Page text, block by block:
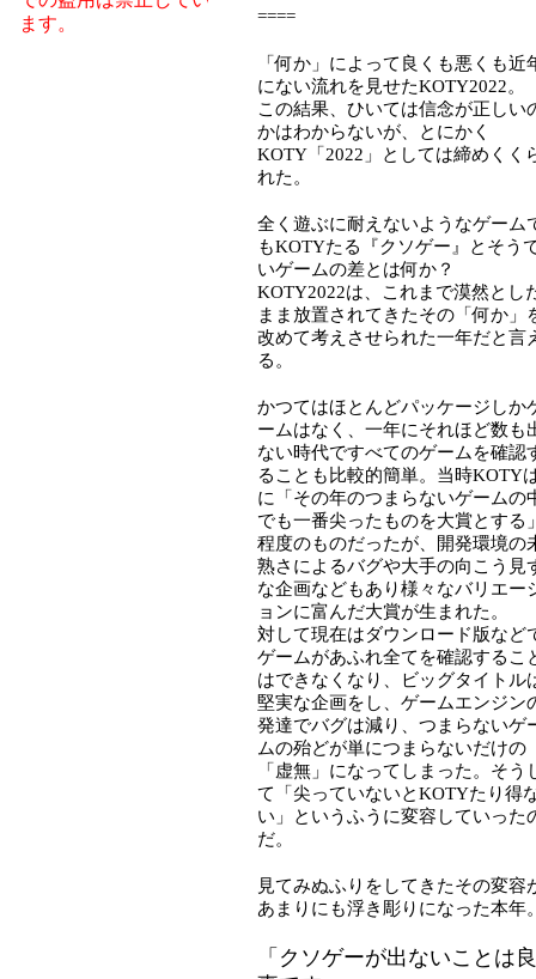
ます。
====
「何か」によって良くも悪くも近
にない流れを見せたKOTY2022。
この結果、ひいては信念が正しい
かはわからないが、とにかく
KOTY「2022」としては締めくく
れた。
全く遊ぶに耐えないようなゲーム
もKOTYたる『クソゲー』とそう
いゲームの差とは何か？
KOTY2022は、これまで漠然とし
まま放置されてきたその「何か」
改めて考えさせられた一年だと言
る。
かつてはほとんどパッケージしか
ームはなく、一年にそれほど数も
ない時代ですべてのゲームを確認
ることも比較的簡単。当時KOTY
に「その年のつまらないゲームの
でも一番尖ったものを大賞とする
程度のものだったが、開発環境の
熟さによるバグや大手の向こう見
な企画などもあり様々なバリエー
ョンに富んだ大賞が生まれた。
対して現在はダウンロード版など
ゲームがあふれ全てを確認するこ
はできなくなり、ビッグタイトル
堅実な企画をし、ゲームエンジン
発達でバグは減り、つまらないゲ
ムの殆どが単につまらないだけの
「虚無」になってしまった。そう
て「尖っていないとKOTYたり得
い」というふうに変容していった
だ。
見てみぬふりをしてきたその変容
あまりにも浮き彫りになった本年
「クソゲーが出ないことは